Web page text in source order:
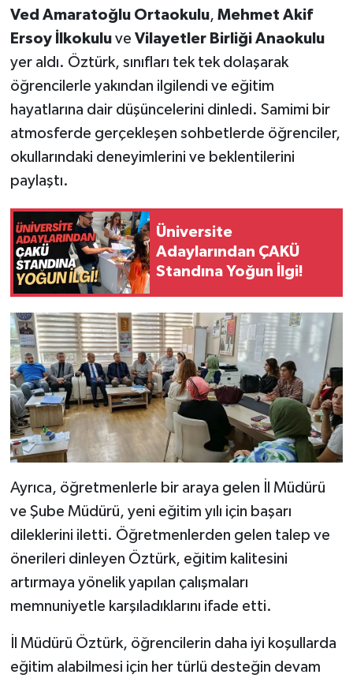
Ved Amaratoğlu Ortaokulu, Mehmet Akif
Ersoy İlkokuluve Vilayetler Birliği Anaokulu
yer aldı. Öztürk, sınıfları tek tek dolaşarak
öğrencilerle yakından ilgilendi ve eğitim
hayatlarına dair düşüncelerini dinledi. Samimi bir
atmosferde gerçekleşen sohbetlerde öğrenciler,
okullarındaki deneyimlerini ve beklentilerini
paylaştı.
Üniversite
Adaylarından ÇAKÜ
Standına Yoğun İlgi!
Ayrıca, öğretmenlerle bir araya gelen İl Müdürü
ve Şube Müdürü, yeni eğitim yılı için başarı
dileklerini iletti. Öğretmenlerden gelen talep ve
önerileri dinleyen Öztürk, eğitim kalitesini
artırmaya yönelik yapılan çalışmaları
memnuniyetle karşıladıklarını ifade etti.
İl Müdürü Öztürk, öğrencilerin daha iyi koşullarda
eğitim alabilmesi için her türlü desteğin devam